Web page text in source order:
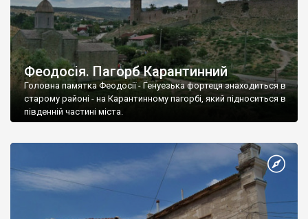
Феодосія. Пагорб Карантинний
Головна памятка Феодосії - Генуезька фортеця знаходиться в
старому районі - на Карантинному пагорбі, який підноситься в
південній частині міста.